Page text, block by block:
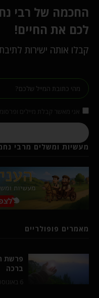
החכמה של רבי
לכם את החיים!
קבלו אותה ישירות
מעשיות ומשלים מרבי
מאמרים פופולריים
פרשת
ברכה
6 באוגוסט 2026